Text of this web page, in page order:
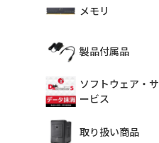
メモリ
製品付属品
ソフトウェア・サ
ービス
取り扱い商品